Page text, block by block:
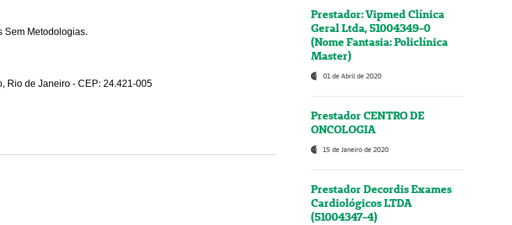
Sem Metodologias.
Rio de Janeiro - CEP: 24.421-005
Prestador: Vipmed Clínica
Geral Ltda, 51004349-0
(Nome Fantasia: Policlínica
Master)
01 de Abril de 2020
Prestador CENTRO DE
ONCOLOGIA
15 de Janeiro de 2020
Prestador Decordis Exames
Cardiológicos LTDA
(51004347-4)